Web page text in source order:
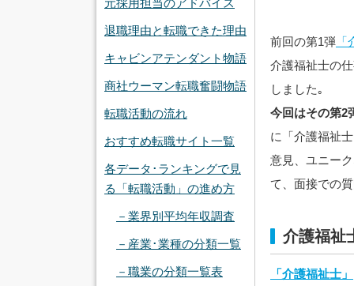
前回の第1弾
介護福祉士の
しました｡
今回はその第2
に「介護福祉
意見、ユニー
て、面接での
介護福祉
「介護福祉士」
元採用担当のアドバイス
退職理由と転職できた理由
キャビンアテンダント物語
商社ウーマン転職奮闘物語
転職活動の流れ
おすすめ転職サイト一覧
各データ･ランキングで見
る「転職活動」の進め方
－業界別平均年収調査
－産業･業種の分類一覧
－職業の分類一覧表